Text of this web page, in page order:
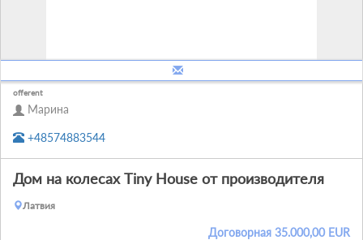
offerent
Марина
+48574883544
Дом на колесах Tiny House от производителя
Латвия
Договорная 35.000,00 EUR